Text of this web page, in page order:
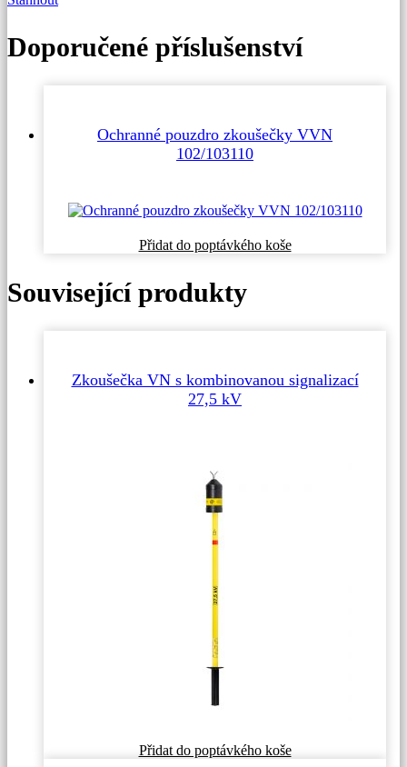
Doporučené příslušenství
Ochranné pouzdro zkoušečky VVN
102/103110
Přidat do poptávkého koše
Související produkty
Zkoušečka VN s kombinovanou signalizací
27,5 kV
Přidat do poptávkého koše